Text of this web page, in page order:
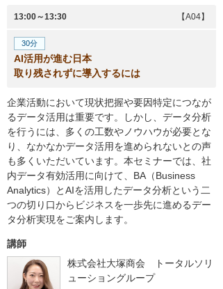
13:00～13:30 【A04】
30分
AI活用が進む日本
取り残されずに導入するには
企業活動において現状把握や要因特定につなが
るデータ活用は重要です。しかし、データ分析
を行うには、多くの工数やノウハウが必要とな
り、なかなかデータ活用を進められないとの声
も多くいただいています。本セミナーでは、社
内データ有効活用に向けて、BA（Business
Analytics）とAIを活用したデータ分析という二
つの切り口からビジネスを一歩先に進めるデー
タ分析実現をご案内します。
講師
株式会社大塚商会 トータルソリ
ューショングループ